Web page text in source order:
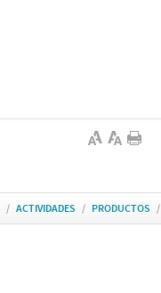
/ ACTIVIDADES / PRODUCTOS /